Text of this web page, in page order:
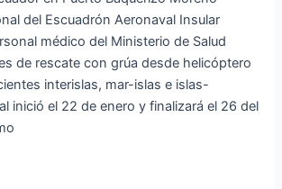
del Escuadrón Aeronaval Insular
médico del Ministerio de Salud
de rescate con grúa desde helicóptero
interislas, mar-islas e islas-
inició el 22 de enero y finalizará el 26 del